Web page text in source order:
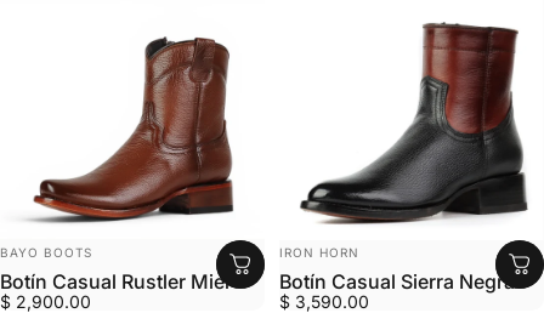
MARCA:
BAYO BOOTS
Botín Casual Rustler Miel
$ 2,900.00
MARCA:
IRON HORN
Botín Casual Sierra Negra
$ 3,590.00